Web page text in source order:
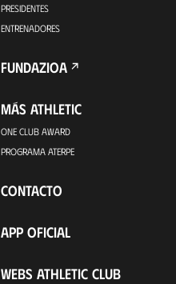
PRESIDENTES
ENTRENADORES
FUNDAZIOA
MÁS ATHLETIC
ONE CLUB AWARD
PROGRAMA ATERPE
CONTACTO
APP OFICIAL
WEBS ATHLETIC CLUB